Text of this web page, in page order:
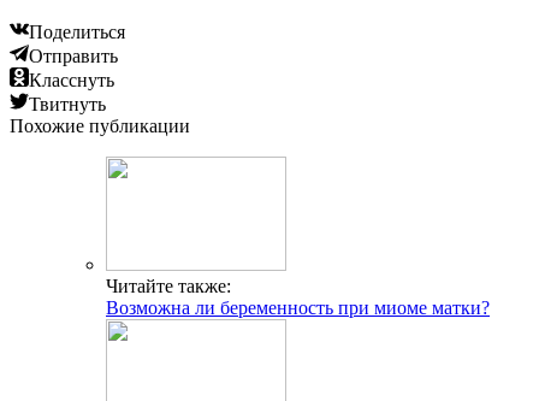
Поделиться
Отправить
Класснуть
Твитнуть
Похожие публикации
Читайте также:
Возможна ли беременность при миоме матки?